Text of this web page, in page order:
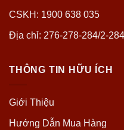
CSKH: 1900 638 035
Địa chỉ: 276-278-284/2-
THÔNG TIN HỮU ÍCH
Giới Thiệu
Hướng Dẫn Mua Hàng